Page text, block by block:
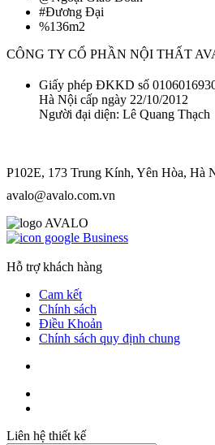
#Đương Đại
%136m2
CÔNG TY CỔ PHẦN NỘI THẤT
Giấy phép ĐKKD số
Hà Nội cấp ngày 22/10/2012
Người đại diện: Lê Quang Thạch
P102E, 173 Trung Kính, Yên Hòa, Hà
avalo@avalo.com.vn
Hỗ trợ khách hàng
Cam kết
Chính sách
Điều Khoản
Chính sách quy định chung
Liên hệ thiết kế